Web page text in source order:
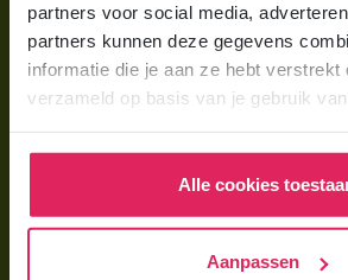
partners voor social media,
partners kunnen deze gegevens
informatie die je aan ze hebt verstrekt
verzameld op basis van je gebruik
Alle cookies
Aanpassen
Wat kost een gastouder?
Hoe vind ik een gastouder?
Gastouder worden bij 4Kids
Hoe vind ik gastkinderen?
Trainingen & cursussen